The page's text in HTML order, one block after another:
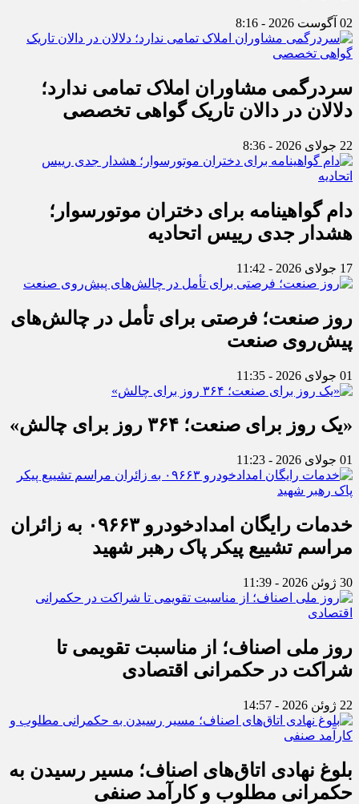
02 آگوست 2026 - 8:16
سردرگمی مشاوران املاک تمامی ندارد؛
دلالان در دالان تاریک گواهی تخصصی
22 جولای 2026 - 8:36
دام گواهینامه برای دختران موتورسوار؛
هشدار جدی رییس اتحادیه
17 جولای 2026 - 11:42
روز صنعت؛ فرصتی برای تأمل در چالش‌های
پیش‌روی صنعت
01 جولای 2026 - 11:35
«یک روز برای صنعت؛ ۳۶۴ روز برای چالش»
01 جولای 2026 - 11:23
خدمات رایگان امدادخودرو ۰۹۶۶۳ به زائران
مراسم تشییع پیکر پاک رهبر شهید
30 ژوئن 2026 - 11:39
روز ملی اصناف؛ از مناسبت تقویمی تا
شراکت در حکمرانی اقتصادی
22 ژوئن 2026 - 14:57
بلوغ نهادی اتاق‌های اصناف؛ مسیر رسیدن به
حکمرانی مطلوب و کارآمد صنفی